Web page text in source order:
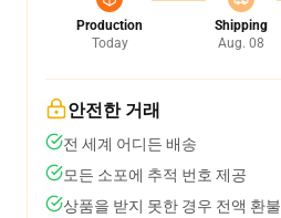
Production
Today
Shipping
Aug. 08
안전한 거래
전 세계 어디든 배송
모든 소포에 추적 번호 제공
상품을 받지 못한 경우 전액 환불